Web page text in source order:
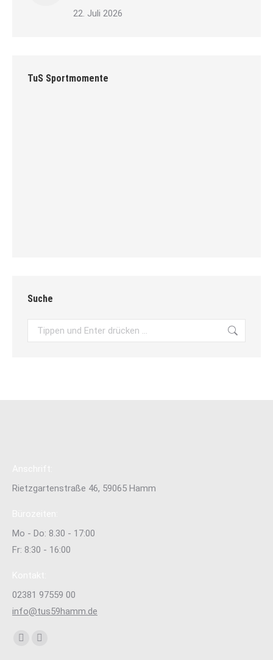
22. Juli 2026
TuS Sportmomente
Suche
Search:
Rietzgartenstraße 46, 59065 Hamm
Mo - Do: 8.30 - 17:00
Fr: 8:30 - 16:00
02381 97559 00
info@tus59hamm.de
Finden Sie uns auf: